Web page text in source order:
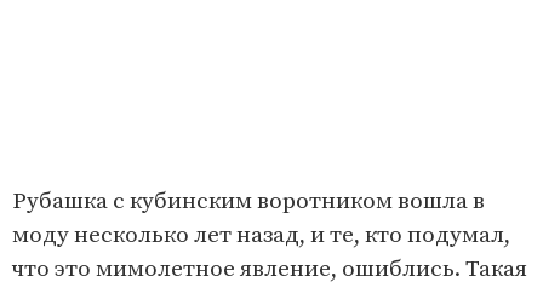
Рубашка с кубинским воротником вошла в
моду несколько лет назад, и те, кто подумал,
что это мимолетное явление, ошиблись. Такая